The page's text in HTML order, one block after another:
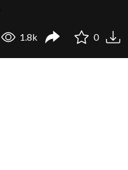
1.8k 0